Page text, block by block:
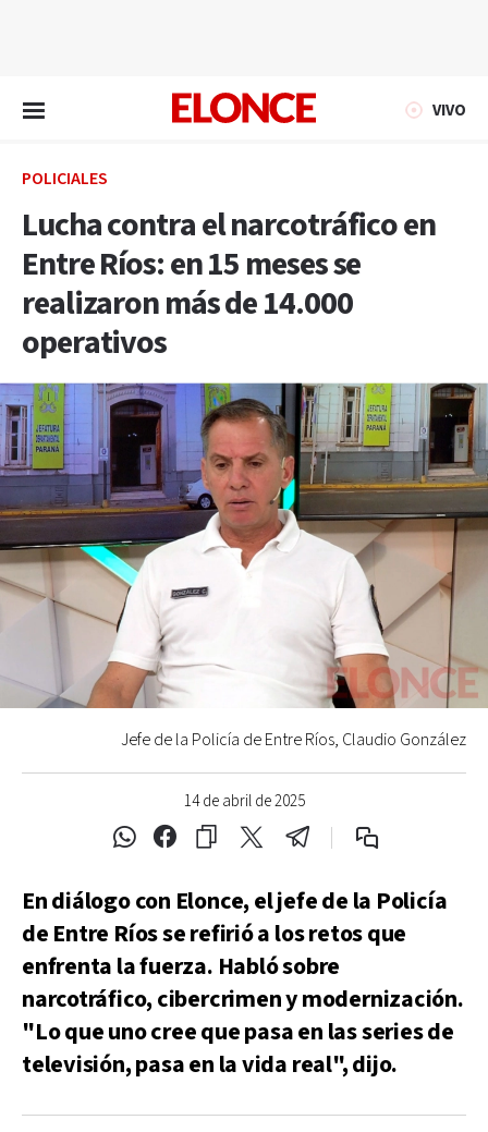
VIVO
POLICIALES
Lucha contra el narcotráfico en
Entre Ríos: en 15 meses se
realizaron más de 14.000
operativos
14 de abril de 2025
Jefe de la Policía de Entre Ríos, Claudio González
En diálogo con Elonce, el jefe de la Policía
de Entre Ríos se refirió a los retos que
enfrenta la fuerza. Habló sobre
narcotráfico, cibercrimen y modernización.
"Lo que uno cree que pasa en las series de
televisión, pasa en la vida real", dijo.